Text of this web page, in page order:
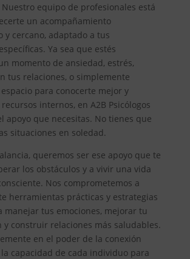
equipo de profesionales está
un acompañamiento
y cercano, adaptado a tus
Ya sea que estés
momento de ansiedad, estrés,
tus relaciones, o simplemente
para conocerte mejor y
internos, en A2B Psicólogos
apoyo que necesitas. No tienes que
situaciones en soledad.
queremos ser ese apoyo que te
los obstáculos y a vivir una vida
Nos comprometemos a
herramientas prácticas y estrategias
manejar tus emociones, mejorar tu
y construir relaciones más saludables.
en el poder de la conexión
capacidad de cada individuo para